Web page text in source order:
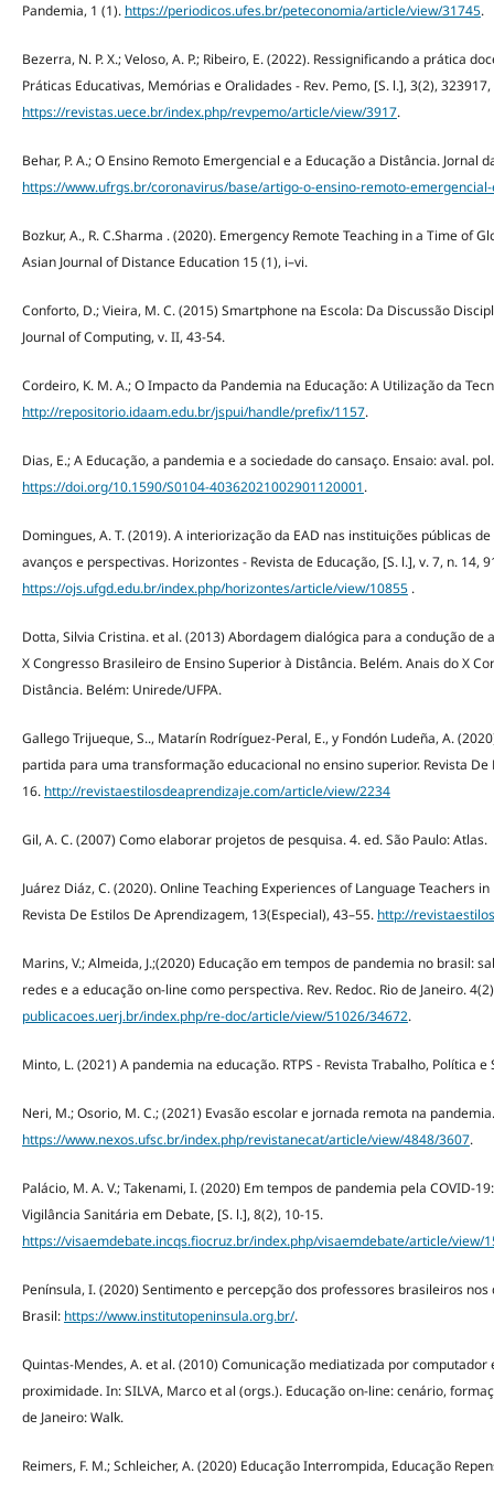
Pandemia, 1 (1). https://periodicos.ufes.br/peteconomia/article/view/31745.
Bezerra, N. P. X.; Veloso, A. P.; Ribeiro, E. (2022). Ressignificando a prática
Práticas Educativas, Memórias e Oralidades - Rev. Pemo, [S. l.], 3(2),
https://revistas.uece.br/index.php/revpemo/article/view/3917.
Behar, P. A.; O Ensino Remoto Emergencial e a Educação a Distância. Jornal
https://www.ufrgs.br/coronavirus/base/artigo-o-ensino-remoto-
Bozkur, A., R. C.Sharma . (2020). Emergency Remote Teaching in a Time of
Asian Journal of Distance Education 15 (1), i–vi.
Conforto, D.; Vieira, M. C. (2015) Smartphone na Escola: Da Discussão
Journal of Computing, v. II, 43-54.
Cordeiro, K. M. A.; O Impacto da Pandemia na Educação: A Utilização da
http://repositorio.idaam.edu.br/jspui/handle/prefix/1157.
Dias, E.; A Educação, a pandemia e a sociedade do cansaço. Ensaio: aval.
https://doi.org/10.1590/S0104-40362021002901120001.
Domingues, A. T. (2019). A interiorização da EAD nas instituições públicas
avanços e perspectivas. Horizontes - Revista de Educação, [S. l.], v. 7, n. 14,
https://ojs.ufgd.edu.br/index.php/horizontes/article/view/10855.
Dotta, Silvia Cristina. et al. (2013) Abordagem dialógica para a condução
X Congresso Brasileiro de Ensino Superior à Distância. Belém. Anais do X
Distância. Belém: Unirede/UFPA.
Gallego Trijueque, S.., Matarín Rodríguez-Peral, E., y Fondón Ludeña, A.
partida para uma transformação educacional no ensino superior. Revista
16. http://revistaestilosdeaprendizaje.com/article/view/2234
Gil, A. C. (2007) Como elaborar projetos de pesquisa. 4. ed. São Paulo: Atlas.
Juárez Diáz, C. (2020). Online Teaching Experiences of Language Teachers
Revista De Estilos De Aprendizagem, 13(Especial), 43–55. http://
Marins, V.; Almeida, J.;(2020) Educação em tempos de pandemia no brasil:
redes e a educação on-line como perspectiva. Rev. Redoc. Rio de Janeiro.
publicacoes.uerj.br/index.php/re-doc/article/view/51026/34672.
Minto, L. (2021) A pandemia na educação. RTPS - Revista Trabalho, Política
Neri, M.; Osorio, M. C.; (2021) Evasão escolar e jornada remota na
https://www.nexos.ufsc.br/index.php/revistanecat/article/view/4848/3607.
Palácio, M. A. V.; Takenami, I. (2020) Em tempos de pandemia pela COVID-
Vigilância Sanitária em Debate, [S. l.], 8(2), 10-15.
https://visaemdebate.incqs.fiocruz.br/index.php/visaemdebate/article/view/
Península, I. (2020) Sentimento e percepção dos professores brasileiros
Brasil: https://www.institutopeninsula.org.br/.
Quintas-Mendes, A. et al. (2010) Comunicação mediatizada por computador
proximidade. In: SILVA, Marco et al (orgs.). Educação on-line: cenário,
de Janeiro: Walk.
Reimers, F. M.; Schleicher, A. (2020) Educação Interrompida, Educação